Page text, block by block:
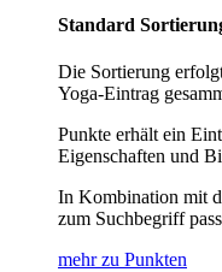
Standard
Die Sortierung
Yoga-Eintrag
Punkte erhält ein
Eigenschaften und
In Kombination mit
zum Suchbegriff
mehr zu Punkten